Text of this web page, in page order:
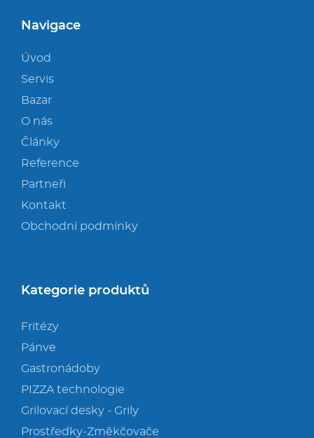
Navigace
Úvod
Servis
Bazar
O nás
Články
Reference
Partneři
Kontakt
Obchodní podmínky
Kategorie produktů
Fritézy
Pánve
Gastronádoby
PIZZA technologie
Grilovací desky - Grily
Prostředky-Změkčovače